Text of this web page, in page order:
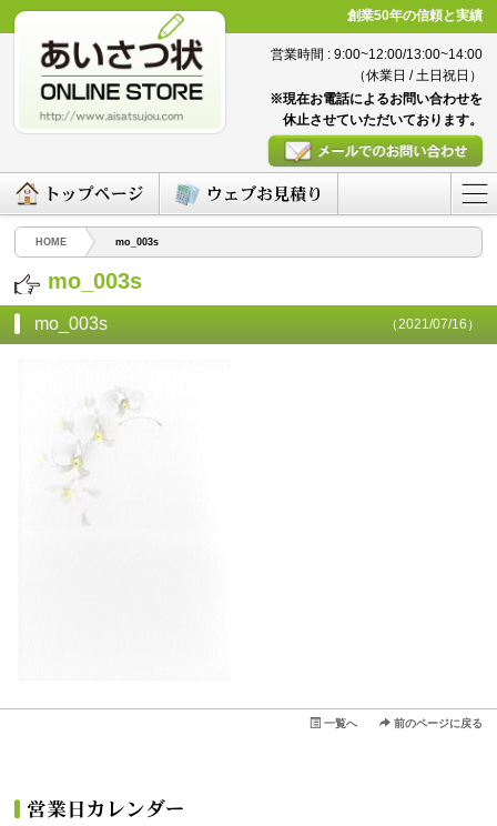
創業50年の信頼と実績
営業時間 : 9:00~12:00/13:00~14:00
（休業日 / 土日祝日）
※現在お電話によるお問い合わせを
休止させていただいております。
HOME mo_003s
mo_003s
mo_003s （2021/07/16）
一覧へ 前のページに戻る